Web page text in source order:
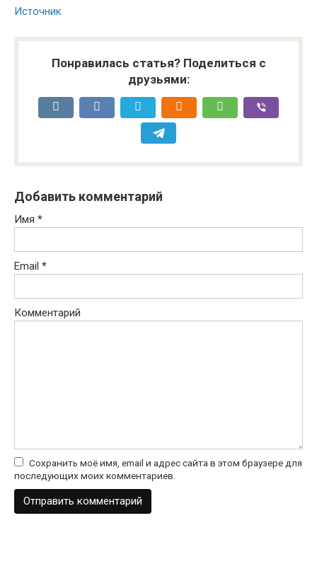
Источник
Понравилась статья? Поделиться с
друзьями:
Добавить комментарий
Имя *
Email *
Комментарий
Сохранить моё имя, email и адрес сайта в этом браузере для
последующих моих комментариев.